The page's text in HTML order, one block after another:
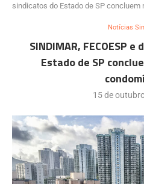
sindicatos do Estado de SP
Notícias
SINDIMAR, FECOESP
Estado de SP
15 de